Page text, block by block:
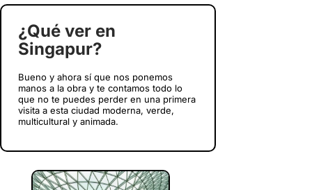
¿Qué ver en
Singapur?
Bueno y ahora sí que nos ponemos
manos a la obra y te contamos todo lo
que no te puedes perder en una primera
visita a esta ciudad moderna, verde,
multicultural y animada.